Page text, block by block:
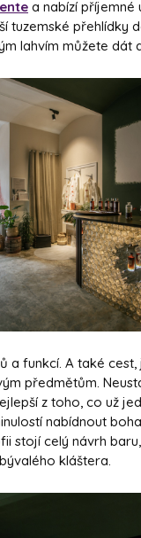
a nabízí
tuzemské přehlídky
lahvím můžete dát
a funkcí. A také
předmětům.
z toho, co už
nabídnout
stojí celý návrh
kláštera.